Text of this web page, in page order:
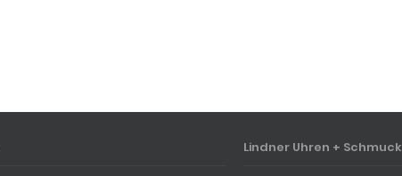
Lindner Uhren + Schmuck